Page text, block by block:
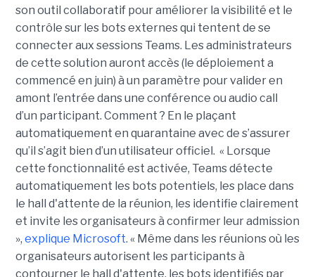
son outil collaboratif pour améliorer la visibilité et le
contrôle sur les bots externes qui tentent de se
connecter aux sessions Teams. Les administrateurs
de cette solution auront accès (le déploiement a
commencé en juin) à un paramètre pour valider en
amont l’entrée dans une conférence ou audio call
d’un participant. Comment ? En le plaçant
automatiquement en quarantaine avec de s’assurer
qu’il s’agit bien d’un utilisateur officiel. « Lorsque
cette fonctionnalité est activée, Teams détecte
automatiquement les bots potentiels, les place dans
le hall d'attente de la réunion, les identifie clairement
et invite les organisateurs à confirmer leur admission
», explique Microsoft. « Même dans les réunions où les
organisateurs autorisent les participants à
contourner le hall d'attente, les bots identifiés par